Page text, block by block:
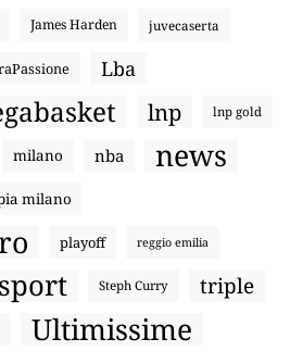
James Harden juvecaserta
Lba
lnp lnp gold
milano nba news
milano
playoff reggio emilia
sport Steph Curry triple
Ultimissime